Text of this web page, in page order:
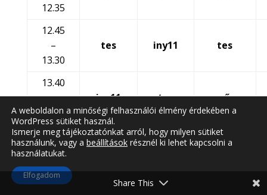
12.35
12.45
–
13.30
tes iny11 tes
13.40
–
14.25
iny11 tes műv
A weboldalon a minőségi felhasználói élmény érdekében a
WordPress sütiket használ.
Ismerje meg tájékoztatónkat arról, hogy milyen sütiket
használunk, vagy a beállítások résznél ki lehet kapcsolni a
használatukat.
Elfogadom
Share This